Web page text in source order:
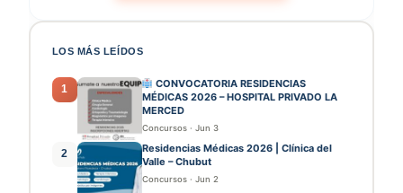
LOS MÁS LEÍDOS
1
CONVOCATORIA RESIDENCIAS
MÉDICAS 2026 – HOSPITAL PRIVADO LA
MERCED
Concursos · Jun 3
2
Residencias Médicas 2026 | Clínica del
Valle – Chubut
Concursos · Jun 2